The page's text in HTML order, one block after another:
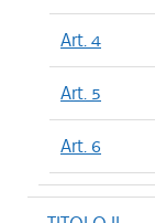
Art. 4
Art. 5
Art. 6